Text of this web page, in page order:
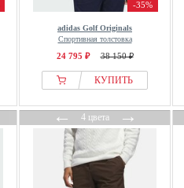
-35%
adidas Golf Originals
Спортивная толстовка
24 795 ₽ 38 150 ₽
КУПИТЬ
←4 цвета→